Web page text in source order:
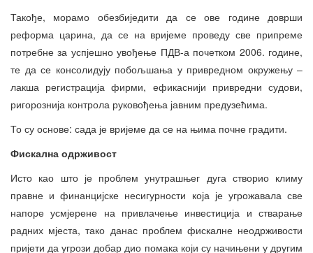
Такође, морамо обезбиједити да се ове године доврши
реформа царина, да се на вријеме проведу све припреме
потребне за успјешно увођење ПДВ-а почетком 2006. године,
те да се консолидују побољшања у привредном окружењу –
лакша регистрација фирми, ефикаснији привредни судови,
ригорознија контрола руковођења јавним предузећима.
То су основе: сада је вријеме да се на њима почне градити.
Фискална одрживост
Исто као што је проблем унутрашњег дуга створио климу
правне и финанцијске несигурности која је угрожавала све
напоре усмјерене на привлачење инвестиција и стварање
радних мјеста, тако данас проблем фискалне неодрживости
пријети да угрози добар дио помака који су начињени у другим